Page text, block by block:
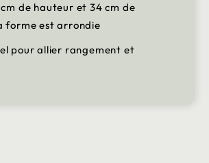
de hauteur et 34 cm de
forme est arrondie
pour allier rangement et